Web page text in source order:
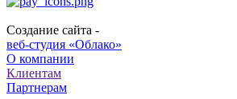
Создание сайта -
веб-студия «Облако»
О компании
Клиентам
Партнерам